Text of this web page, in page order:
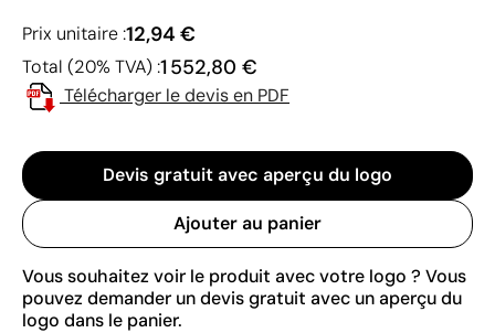
Prix unitaire :12,94 €
Total (20% TVA) :1 552,80 €
Télécharger le devis en PDF
Devis gratuit avec aperçu du logo
Ajouter au panier
Vous souhaitez voir le produit avec votre logo ? Vous
pouvez demander un devis gratuit avec un aperçu du
logo dans le panier.